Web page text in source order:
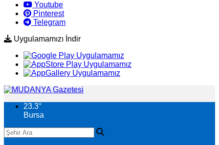
Youtube
Pinterest
Telegram
Uygulamamızı İndir
23.3°
Bursa